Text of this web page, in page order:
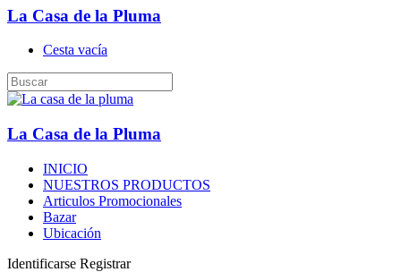
La Casa de la Pluma
Cesta vacía
La Casa de la Pluma
INICIO
NUESTROS PRODUCTOS
Articulos Promocionales
Bazar
Ubicación
Identificarse Registrar